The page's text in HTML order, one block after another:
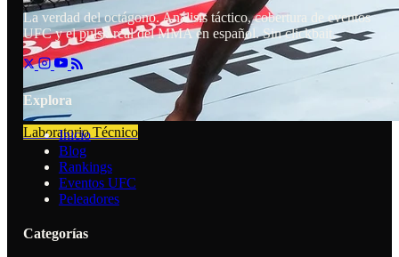
Laboratorio Técnico
La verdad del octágono. Análisis táctico, cobertura de eventos
UFC y el pulso real del MMA en español. Sin clickbait.
Explora
Inicio
Blog
Rankings
Eventos UFC
Peleadores
Categorías